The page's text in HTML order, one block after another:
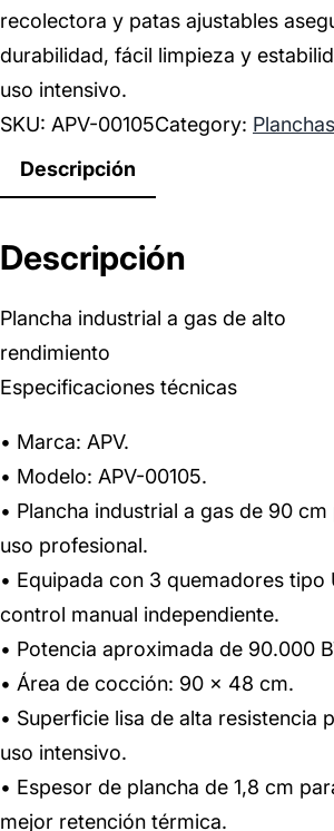
recolectora y patas ajustables
durabilidad, fácil limpieza y
uso intensivo.
SKU: APV-00105Category: Planchas
Descripción
Descripción
Plancha industrial a gas de alto
rendimiento
Especificaciones técnicas
• Marca: APV.
• Modelo: APV-00105.
• Plancha industrial a gas de 90 cm
uso profesional.
• Equipada con 3 quemadores tipo
control manual independiente.
• Potencia aproximada de 90.000
• Área de cocción: 90 × 48 cm.
• Superficie lisa de alta resistencia
uso intensivo.
• Espesor de plancha de 1,8 cm
mejor retención térmica.